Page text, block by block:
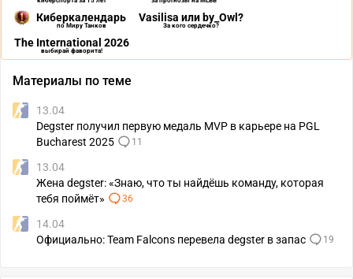
Киберкалендарь
по Миру Танков
Vasilisa или by_Owl?
За кого сердечко?
The International 2026
выбирай фаворита!
Материалы по теме
13.04
Degster получил первую медаль MVP в карьере на PGL
Bucharest 2025
11
13.04
Жена degster: «Знаю, что ты найдёшь команду, которая
тебя поймёт»
36
14.04
Официально: Team Falcons перевела degster в запас
19